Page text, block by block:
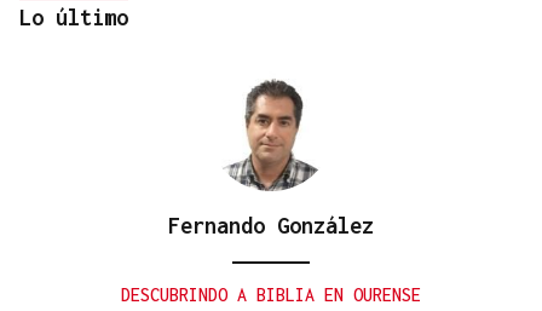
Gráfico | España roza los 50 millones de habitantes
Lo último
Fernando González
DESCUBRINDO A BIBLIA EN OURENSE